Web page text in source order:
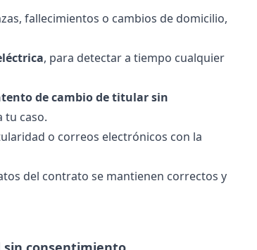
fallecimientos o cambios de domicilio,
, para detectar a tiempo cualquier
de cambio de titular sin
tu caso.
o correos electrónicos con la
del contrato se mantienen correctos y